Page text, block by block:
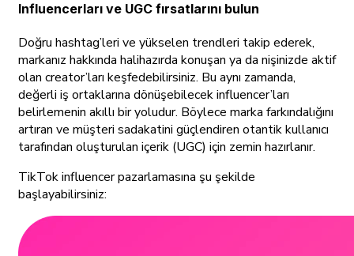
Influencerları ve UGC fırsatlarını bulun
Doğru hashtag’leri ve yükselen trendleri takip ederek,
markanız hakkında halihazırda konuşan ya da nişinizde aktif
olan creator’ları keşfedebilirsiniz. Bu aynı zamanda,
değerli iş ortaklarına dönüşebilecek influencer’ları
belirlemenin akıllı bir yoludur. Böylece marka farkındalığını
artıran ve müşteri sadakatini güçlendiren otantik kullanıcı
tarafından oluşturulan içerik (UGC) için zemin hazırlanır.
TikTok influencer pazarlamasına şu şekilde
başlayabilirsiniz: